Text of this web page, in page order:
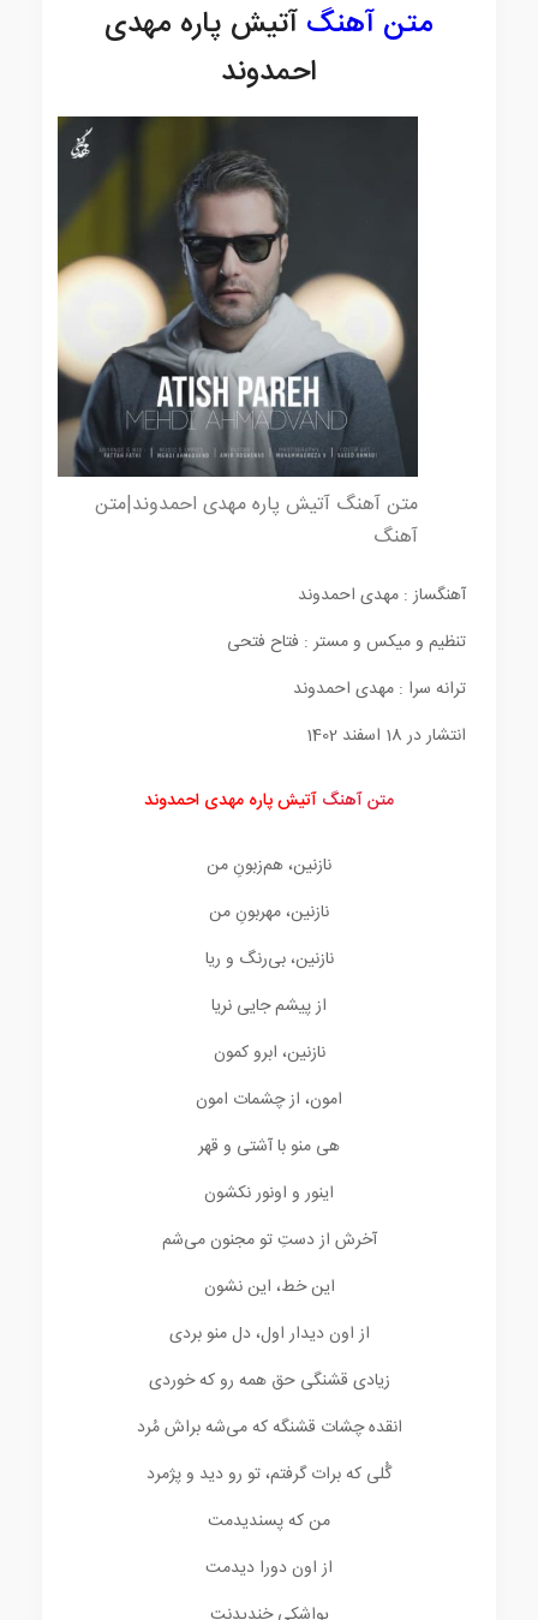
متن آهنگ آتیش پاره مهدی
احمدوند
متن آهنگ آتیش پاره مهدی احمدوند|متن
آهنگ
آهنگساز : مهدی احمدوند
تنظیم و میکس و مستر : فتاح فتحی
ترانه سرا : مهدی احمدوند
انتشار در 18 اسفند 1402
متن آهنگ آتیش پاره مهدی احمدوند
نازنین، هم‌زبونِ من
نازنین، مهربونِ من
نازنین، بی‌رنگ و ریا
از پیشم جایی نریا
نازنین، ابرو کمون
امون، از چشمات امون
هی منو با آشتی و قهر
اینور و اونور نکشون
آخرش از دستِ تو مجنون می‌شم
این خط، این نشون
از اون دیدار اول، دل منو بردی
زیادی قشنگی حق همه رو که خوردی
انقده چشات قشنگه که می‌شه براش مُرد
گُلی که برات گرفتم، تو رو دید و پژمرد
من که پسندیدمت
از اون دورا دیدمت